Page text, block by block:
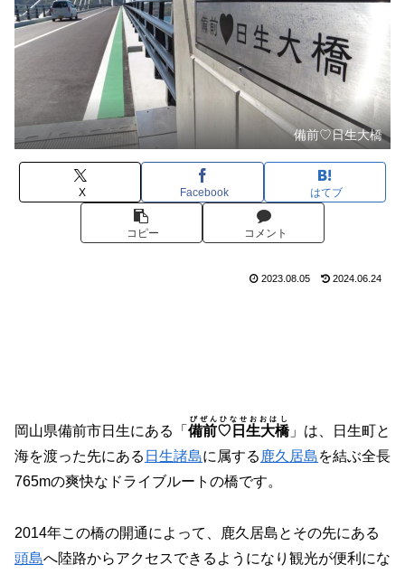
備前♡日生大橋
X Facebook はてブ
コピー コメント
2023.08.05 2024.06.24
岡山県備前市日生にある「 備前♡日生大橋
びぜんひなせおおはし
」は、日生町と
海を渡った先にある 日生諸島に属する 鹿久居島を結ぶ全長
765mの爽快なドライブルートの橋です。
2014年この橋の開通によって、鹿久居島とその先にある
頭島へ陸路からアクセスできるようになり観光が便利にな